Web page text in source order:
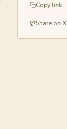
Copy link
Share on X